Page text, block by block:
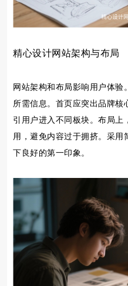
精心设计网站架构与布局
网站架构和布局影响用户体验
所需信息。首页应突出品牌核
引用户进入不同板块。布局上
用，避免内容过于拥挤。采用
下良好的第一印象。